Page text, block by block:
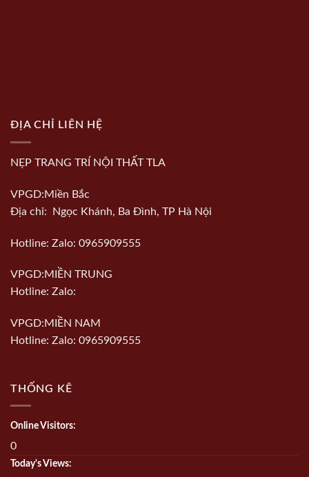
ĐỊA CHỈ LIÊN HỆ
NẸP TRANG TRÍ NỘI THẤT TLA
VPGD:Miền Bắc
Địa chỉ: Ngọc Khánh, Ba Đình, TP Hà Nội
Hotline: Zalo: 0965909555
VPGD:MIỀN TRUNG
Hotline: Zalo:
VPGD:MIỀN NAM
Hotline: Zalo: 0965909555
THỐNG KÊ
Online Visitors:
0
Today's Views: